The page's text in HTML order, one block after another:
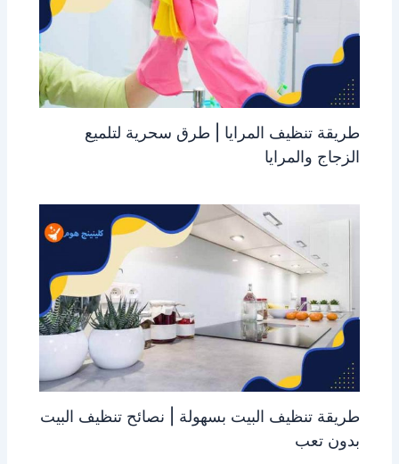
طريقة تنظيف المرايا | طرق سحرية لتلميع
الزجاج والمرايا
طريقة تنظيف البيت بسهولة | نصائح تنظيف البيت
بدون تعب